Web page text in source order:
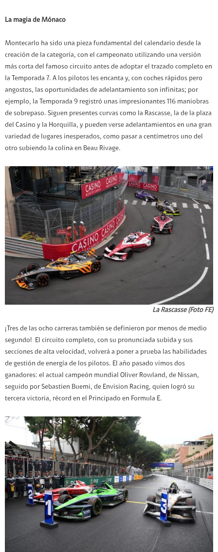
La magia de Mónaco
Montecarlo ha sido una pieza fundamental del calendario desde la
creación de la categoría, con el campeonato utilizando una versión
más corta del famoso circuito antes de adoptar el trazado completo en
la Temporada 7. A los pilotos les encanta y, con coches rápidos pero
angostos, las oportunidades de adelantamiento son infinitas; por
ejemplo, la Temporada 9 registró unas impresionantes 116 maniobras
de sobrepaso. Siguen presentes curvas como la Rascasse, la de la plaza
del Casino y la Horquilla, y pueden verse adelantamientos en una gran
variedad de lugares inesperados, como pasar a centímetros uno del
otro subiendo la colina en Beau Rivage.
La Rascasse (Foto FE)
¡Tres de las ocho carreras también se definieron por menos de medio
segundo! El circuito completo, con su pronunciada subida y sus
secciones de alta velocidad, volverá a poner a prueba las habilidades
de gestión de energía de los pilotos. El año pasado vimos dos
ganadores: el actual campeón mundial Oliver Rowland, de Nissan,
seguido por Sebastien Buemi, de Envision Racing, quien logró su
tercera victoria, récord en el Principado en Formula E.